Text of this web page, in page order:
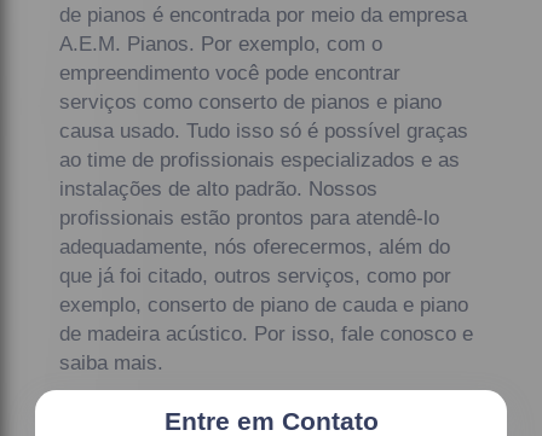
de pianos é encontrada por meio da empresa
A.E.M. Pianos. Por exemplo, com o
empreendimento você pode encontrar
serviços como conserto de pianos e piano
causa usado. Tudo isso só é possível graças
ao time de profissionais especializados e as
instalações de alto padrão. Nossos
profissionais estão prontos para atendê-lo
adequadamente, nós oferecermos, além do
que já foi citado, outros serviços, como por
exemplo, conserto de piano de cauda e piano
de madeira acústico. Por isso, fale conosco e
saiba mais.
Entre em Contato